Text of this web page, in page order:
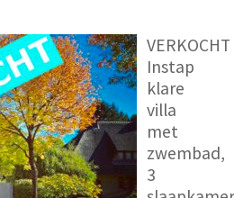
VERKOCHT
Instap
klare
villa
met
zwembad,
3